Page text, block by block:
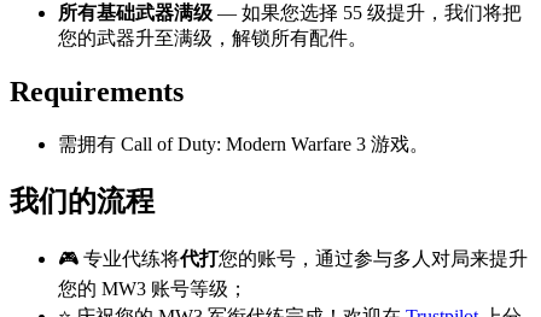
所有基础武器满级 — 如果您选择 55 级提升，我们将把
您的武器升至满级，解锁所有配件。
Requirements
需拥有 Call of Duty: Modern Warfare 3 游戏。
我们的流程
🎮 专业代练将代打您的账号，通过参与多人对局来提升
您的 MW3 账号等级；